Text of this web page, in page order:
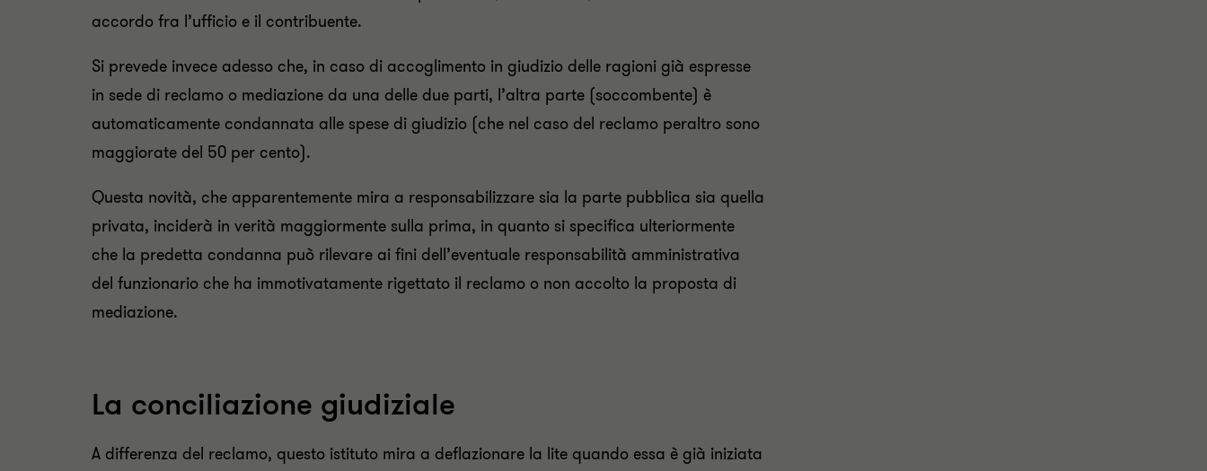
accordo fra l’ufficio e il contribuente.
Si prevede invece adesso che, in caso di accoglimento in giudizio delle ragioni già espresse
in sede di reclamo o mediazione da una delle due parti, l’altra parte (soccombente) è
automaticamente condannata alle spese di giudizio (che nel caso del reclamo peraltro sono
maggiorate del 50 per cento).
Questa novità, che apparentemente mira a responsabilizzare sia la parte pubblica sia quella
privata, inciderà in verità maggiormente sulla prima, in quanto si specifica ulteriormente
che la predetta condanna può rilevare ai fini dell’eventuale responsabilità amministrativa
del funzionario che ha immotivatamente rigettato il reclamo o non accolto la proposta di
mediazione.
La conciliazione giudiziale
A differenza del reclamo, questo istituto mira a deflazionare la lite quando essa è già iniziata